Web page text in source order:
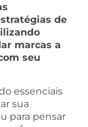
de
marcas a
seu
essenciais
sua
para pensar